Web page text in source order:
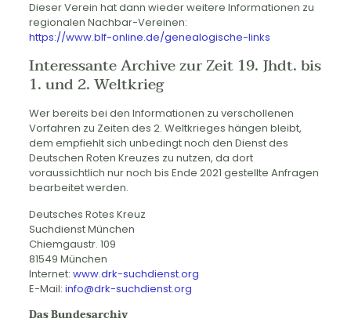
Dieser Verein hat dann wieder weitere Informationen zu
regionalen Nachbar-Vereinen:
https://www.blf-online.de/genealogische-links
Interessante Archive zur Zeit 19. Jhdt. bis
1. und 2. Weltkrieg
Wer bereits bei den Informationen zu verschollenen
Vorfahren zu Zeiten des 2. Weltkrieges hängen bleibt,
dem empfiehlt sich unbedingt noch den Dienst des
Deutschen Roten Kreuzes zu nutzen, da dort
voraussichtlich nur noch bis Ende 2021 gestellte Anfragen
bearbeitet werden.
Deutsches Rotes Kreuz
Suchdienst München
Chiemgaustr. 109
81549 München
Internet: www.drk-suchdienst.org
E-Mail: info@drk-suchdienst.org
Das Bundesarchiv